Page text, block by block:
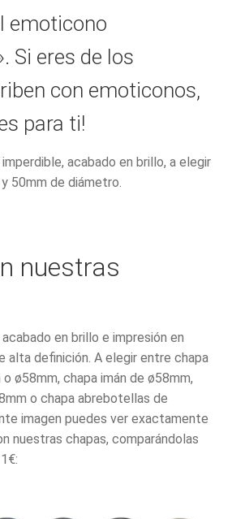
emoticono
Si eres de los
con emoticonos,
para ti!
acabado en brillo, a elegir
50mm de diámetro.
nuestras
en brillo e impresión en
definición. A elegir entre chapa
ø58mm, chapa imán de ø58mm,
o chapa abrebotellas de
imagen puedes ver exactamente
nuestras chapas, comparándolas